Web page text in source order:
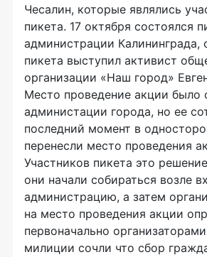
Чесалин, которые являлись
пикета. 17 октября состоялся
администрации Калининграда,
пикета выступил активист
организации «Наш город»
Место проведение акции было
администации города, но ее
последний момент в
перенесли место проведения
Участников пикета это
они начали собираться возле
администрацию, а затем
на место проведения акции
первоначально
милиции сочли что сбор